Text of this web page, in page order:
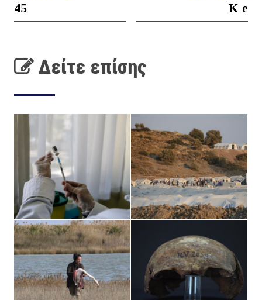
45 K e
Δείτε επίσης